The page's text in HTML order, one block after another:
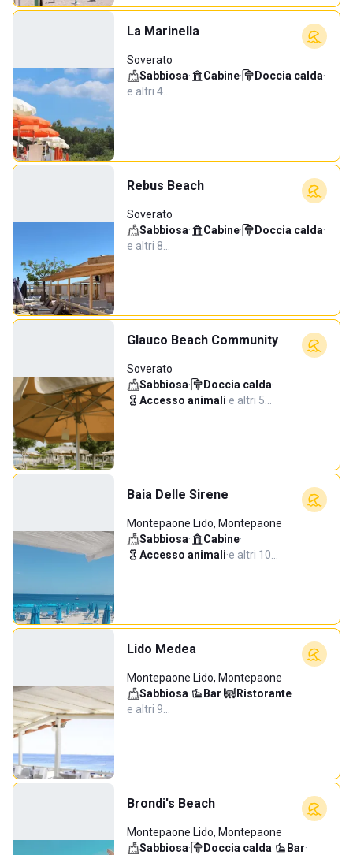
La Marinella
Soverato
Sabbiosa· Cabine· Doccia calda·
e altri 4…
Rebus Beach
Soverato
Sabbiosa· Cabine· Doccia calda·
e altri 8…
Glauco Beach Community
Soverato
Sabbiosa· Doccia calda·
Accesso animali·e altri 5…
Baia Delle Sirene
Montepaone Lido, Montepaone
Sabbiosa· Cabine·
Accesso animali·e altri 10…
Lido Medea
Montepaone Lido, Montepaone
Sabbiosa· Bar· Ristorante·
e altri 9…
Brondi's Beach
Montepaone Lido, Montepaone
Sabbiosa· Doccia calda· Bar·